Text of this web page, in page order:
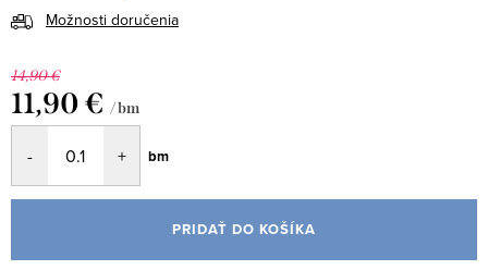
Možnosti doručenia
14,90 €
11,90 € / bm
cena:
bm
PRIDAŤ DO KOŠÍKA